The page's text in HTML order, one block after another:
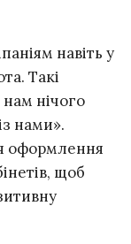
навіть у
Такі
нам нічого
нами».
оформлення
щоб